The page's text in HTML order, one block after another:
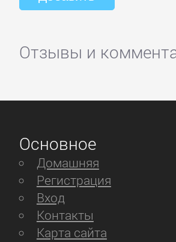
Отзывы и
Основное
Домашняя
Регистрация
Вход
Контакты
Карта сайта